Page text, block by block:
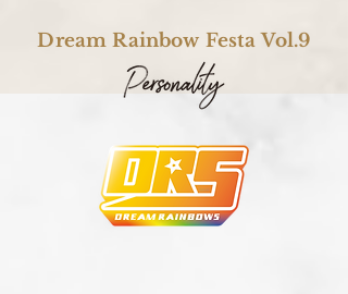
Dream Rainbow Festa Vol.9